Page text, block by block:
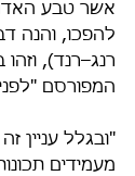
אשר טבע
להפכו, והנה
רנג–רנד),
המפורסם
"ובגלל עניין
מעמידים